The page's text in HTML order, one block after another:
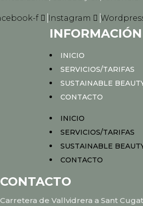
f Instagram
INFORMACIÓN
INICIO
SERVICIOS/TARIFAS
SUSTAINABLE
CONTACTO
INICIO
SERVICIOS/TARIFAS
SUSTAINABLE
CONTACTO
CONTACTO
Carretera de Vallvidrera a Sant Cugat,